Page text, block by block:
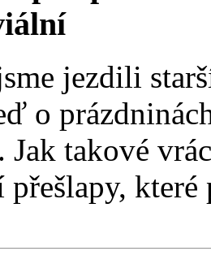
jezdili
o
Jak takové
přešlapy,